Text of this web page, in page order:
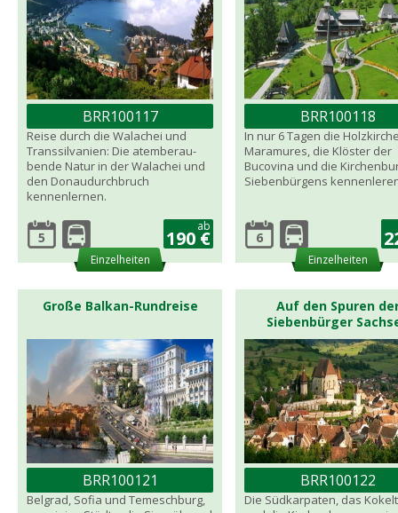
BRR100117
Reise durch die Walachei und
Transsilvanien: Die atemberau-
bende Natur in der Walachei und
den Donaudurchbruch
kennenlernen.
5
ab
190 €
Einzelheiten
BRR100118
In nur 6 Tagen die
Maramures, die Klöster der
Bucovina und die
Siebenbürgens
6
Einzelheiten
Große Balkan-Rundreise
BRR100121
Belgrad, Sofia und Temeschburg,
Auf den Spuren
Siebenbürger
BRR100122
Die Südkarpaten, das